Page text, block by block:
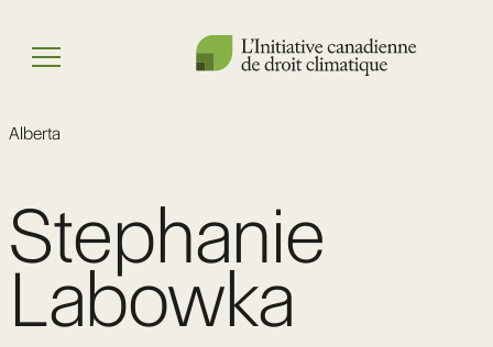
content
Menu
Alberta
Stephanie
Labowka